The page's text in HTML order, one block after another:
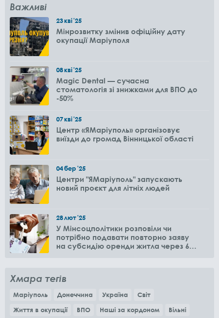
Важливі
23кві'25
Мінрозвитку змінив офіційну дату
окупації Маріуполя
08кві'25
Magic Dental — сучасна
стоматологія зі знижками для ВПО до
-50%
07кві'25
Центр «ЯМаріуполь» організовує
виїзди до громад Вінницької області
04бер'25
Центри "ЯМаріуполь" запускають
новий проєкт для літніх людей
28лют'25
У Мінсоцполітики розповіли чи
потрібно подавати повторно заяву
на субсидію оренди житла через 6
Хмара тегів
Маріуполь Донеччина Україна
Світ
Життя в окупації
ВПО Наші за кордоном
Вільні